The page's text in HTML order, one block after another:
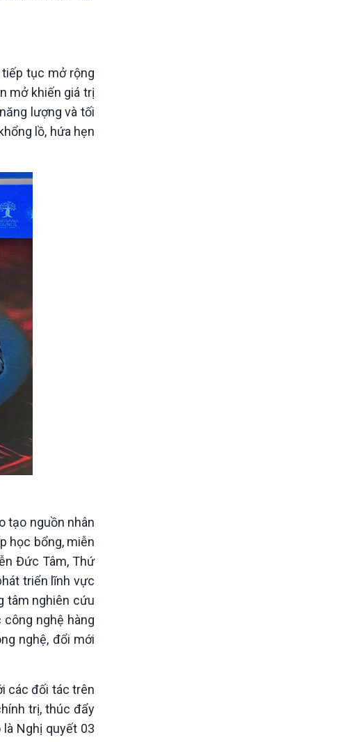
tục mở rộng
mở khiến giá trị
lượng và tối
lồ, hứa hẹn
tạo nguồn nhân
học bổng, miễn
Đức Tâm, Thứ
triển lĩnh vực
tâm nghiên cứu
nghệ hàng
nghệ, đổi mới
các đối tác trên
trị, thúc đẩy
Nghị quyết 03